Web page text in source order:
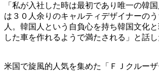
「私が入社した時は最初であり唯一の韓
は３０人余りのキャルティデザイナーの
人。韓国人という自負心を持ち韓国文化
した車を作れるようで満たされる」と話し
米国で旋風的人気を集めた「ＦＪクルー